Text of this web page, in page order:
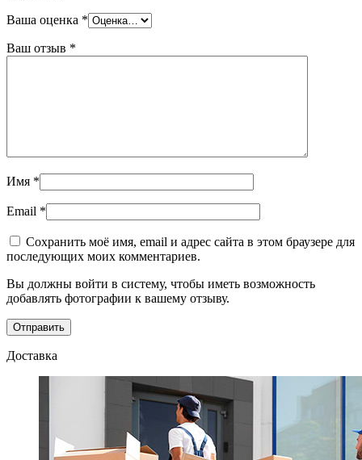
Ваша оценка *
Ваш отзыв *
Имя *
Email *
Сохранить моё имя, email и адрес сайта в этом браузере для
последующих моих комментариев.
Вы должны войти в систему, чтобы иметь возможность
добавлять фотографии к вашему отзыву.
Доставка